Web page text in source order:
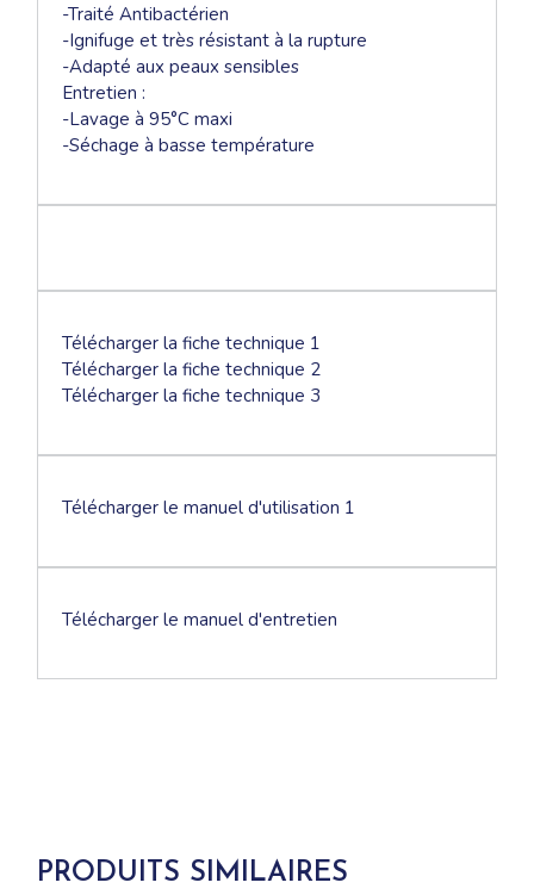
-Traité Antibactérien
-Ignifuge et très résistant à la rupture
-Adapté aux peaux sensibles
Entretien :
-Lavage à 95°C maxi
-Séchage à basse température
Télécharger la fiche technique 1
Télécharger la fiche technique 2
Télécharger la fiche technique 3
Télécharger le manuel d'utilisation 1
Télécharger le manuel d'entretien
PRODUITS SIMILAIRES